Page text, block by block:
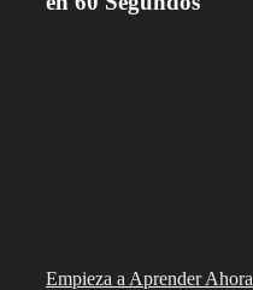
Empieza a Aprender Ahora